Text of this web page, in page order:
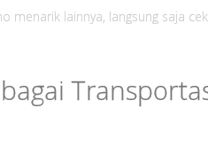
menarik lainnya, langsung saja